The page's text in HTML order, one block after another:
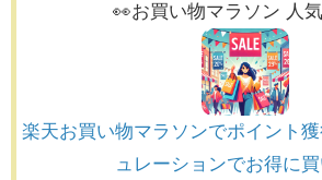
👀お買い物マラソン 人
楽天お買い物マラソンでポイント
ュレーションでお得に買